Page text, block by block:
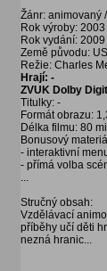
Žánr: animovaný
Rok výroby: 2003
Rok vydání: 2009
Země původu:
Režie: Charles
Hrají: -
ZVUK Dolby
Titulky: -
Formát obrazu:
Délka filmu: 80
Bonusový
- interaktivní
- přímá volba
...
Stručný obsah:
Vzdělávací
příběhy učí děti
nezná hranic...